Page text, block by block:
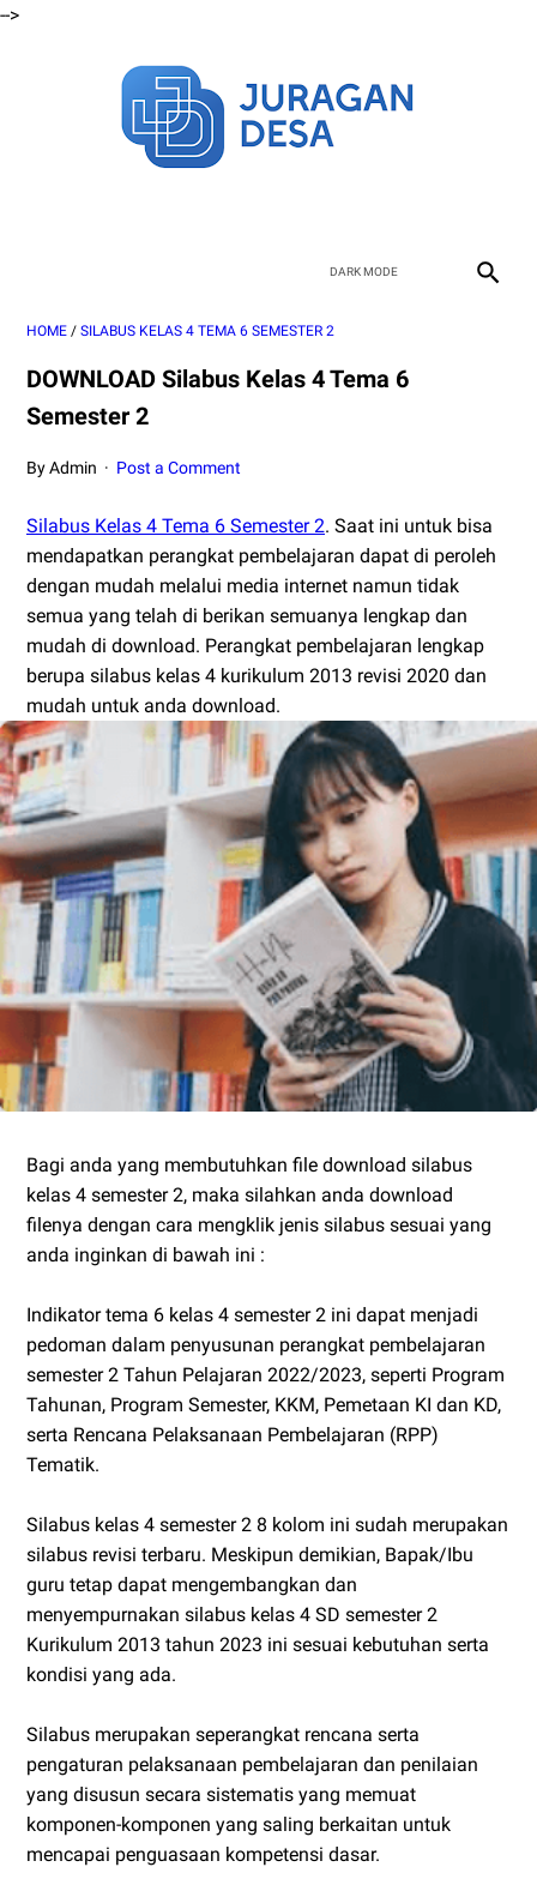
-->
HOME / SILABUS KELAS 4 TEMA 6 SEMESTER 2
DOWNLOAD Silabus Kelas 4 Tema 6
Semester 2
By Admin Post a Comment
Silabus Kelas 4 Tema 6 Semester 2. Saat ini untuk bisa
mendapatkan perangkat pembelajaran dapat di peroleh
dengan mudah melalui media internet namun tidak
semua yang telah di berikan semuanya lengkap dan
mudah di download. Perangkat pembelajaran lengkap
berupa silabus kelas 4 kurikulum 2013 revisi 2020 dan
mudah untuk anda download.
Bagi anda yang membutuhkan file download silabus
kelas 4 semester 2, maka silahkan anda download
filenya dengan cara mengklik jenis silabus sesuai yang
anda inginkan di bawah ini :
Indikator tema 6 kelas 4 semester 2 ini dapat menjadi
pedoman dalam penyusunan perangkat pembelajaran
semester 2 Tahun Pelajaran 2022/2023, seperti Program
Tahunan, Program Semester, KKM, Pemetaan KI dan KD,
serta Rencana Pelaksanaan Pembelajaran (RPP)
Tematik.
Silabus kelas 4 semester 2 8 kolom ini sudah merupakan
silabus revisi terbaru. Meskipun demikian, Bapak/Ibu
guru tetap dapat mengembangkan dan
menyempurnakan silabus kelas 4 SD semester 2
Kurikulum 2013 tahun 2023 ini sesuai kebutuhan serta
kondisi yang ada.
Silabus merupakan seperangkat rencana serta
pengaturan pelaksanaan pembelajaran dan penilaian
yang disusun secara sistematis yang memuat
komponen-komponen yang saling berkaitan untuk
mencapai penguasaan kompetensi dasar.